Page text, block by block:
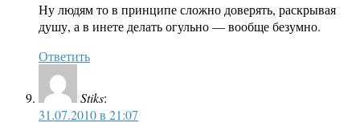
Ну людям то в принципе сложно доверять, раскрывая
душу, а в инете делать огульно — вообще безумно.
Ответить
Stiks:
31.07.2010 в 21:07